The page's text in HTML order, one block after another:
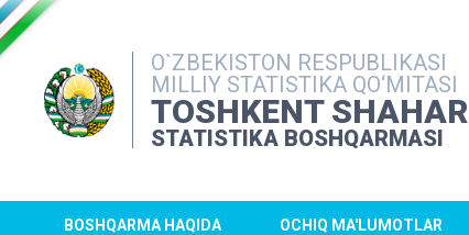
O`ZBEKISTON RESPUBLIKASI
MILLIY STATISTIKA QO‘MITASI
TOSHKENT SHAHAR
STATISTIKA BOSHQARMASI
BOSHQARMA HAQIDA OCHIQ MA'LUMOTLAR